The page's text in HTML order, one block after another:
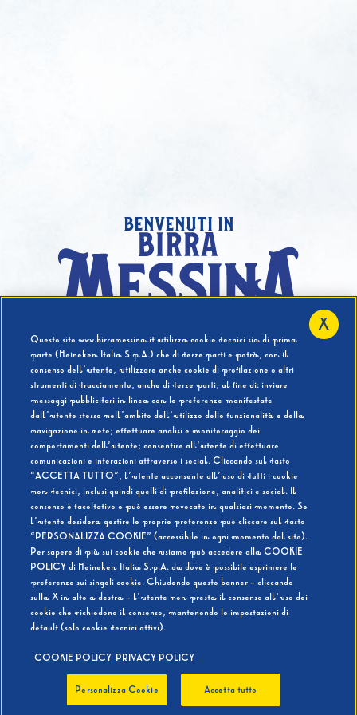
benvenuti in
Hai compiuto 18 Anni?
SI NO
BEVI RESPONSABILMENTE
Questo sito www.birramessina.it utilizza cookie tecnici sia di prima
parte (Heineken Italia S.p.A.) che di terze parti e potrà, con il
consenso dell’utente, utilizzare anche cookie di profilazione o altri
strumenti di tracciamento, anche di terze parti, al fine di: inviare
messaggi pubblicitari in linea con le preferenze manifestate
dall’utente stesso nell’ambito dell’utilizzo delle funzionalità e della
navigazione in rete; effettuare analisi e monitoraggio dei
comportamenti dell’utente; consentire all’utente di effettuare
comunicazioni e interazioni attraverso i social. Cliccando sul tasto
“ACCETTA TUTTO”, l’utente acconsente all’uso di tutti i cookie
non tecnici, inclusi quindi quelli di profilazione, analitici e social. Il
consenso è facoltativo e può essere revocato in qualsiasi momento. Se
l’utente desidera gestire le proprie preferenze può cliccare sul tasto
“PERSONALIZZA COOKIE” (accessibile in ogni momento dal sito).
Per sapere di più sui cookie che usiamo può accedere alla COOKIE
POLICY di Heineken Italia S.p.A. da dove è possibile esprimere le
preferenze sui singoli cookie. Chiudendo questo banner - cliccando
sulla X in alto a destra - l’utente non presta il consenso all’uso dei
cookie che richiedono il consenso, mantenendo le impostazioni di
default (solo cookie tecnici attivi).
COOKIE POLICY PRIVACY POLICY
Personalizza Cookie Accetta tutto
X